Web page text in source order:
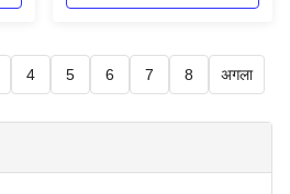
decorate your casket with a
product is perfect for any
funeral home, large or small.
Manufactured by a leading
4 5 6 7 8 अगला